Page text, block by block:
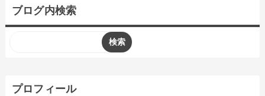
ブログ内検索
プロフィール